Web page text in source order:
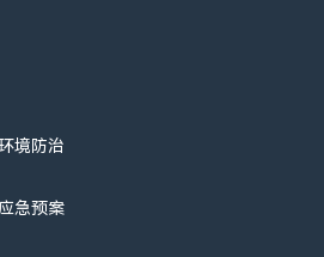
境防治
急预案